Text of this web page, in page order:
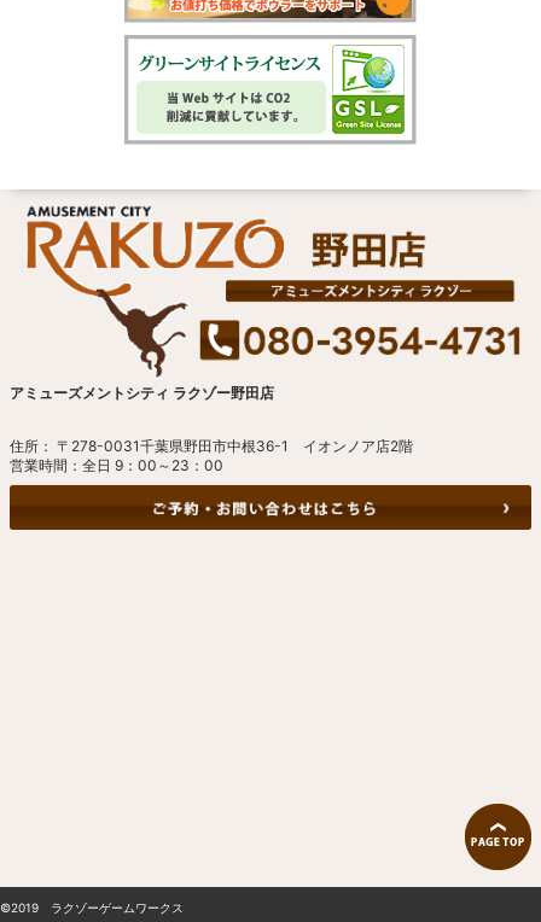
アミューズメントシティ ラクゾー野田店
住所： 〒278-0031千葉県野田市中根36-1 イオンノア店2階
営業時間：全日 9：00～23：00
©2019 ラクゾーゲームワークス